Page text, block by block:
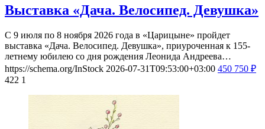
Выставка «Дача. Велосипед. Девушка»
С 9 июля по 8 ноября 2026 года в «Царицыне» пройдет
выставка «Дача. Велосипед. Девушка», приуроченная к 155-
летнему юбилею со дня рождения Леонида Андреева…
https://schema.org/InStock 2026-07-31T09:53:00+03:00 450 750 ₽
422 1